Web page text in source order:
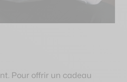
Pour offrir un cadeau